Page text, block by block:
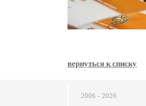
вернуться к списку
2006 - 2026